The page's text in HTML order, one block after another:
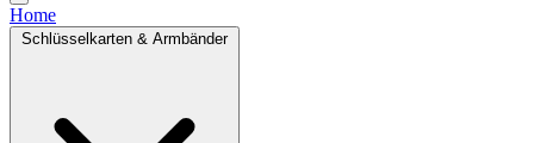
Home
Schlüsselkarten & Armbänder